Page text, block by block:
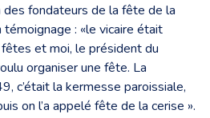
des fondateurs de la fête de la
témoignage : «le vicaire était
et moi, le président du
organiser une fête. La
c’était la kermesse paroissiale,
on l’a appelé fête de la cerise ».